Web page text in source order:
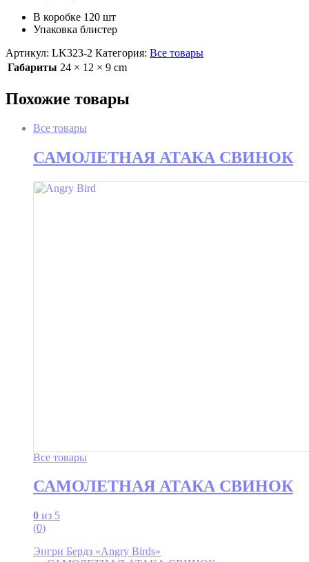
В коробке 120 шт
Упаковка блистер
Артикул: LK323-2 Категория: Все товары
Габариты 24 × 12 × 9 cm
Похожие товары
Все товары
САМОЛЕТНАЯ АТАКА СВИНОК
Все товары
САМОЛЕТНАЯ АТАКА СВИНОК
0 из 5
(0)
Энгри Бердз «Angry Birds»